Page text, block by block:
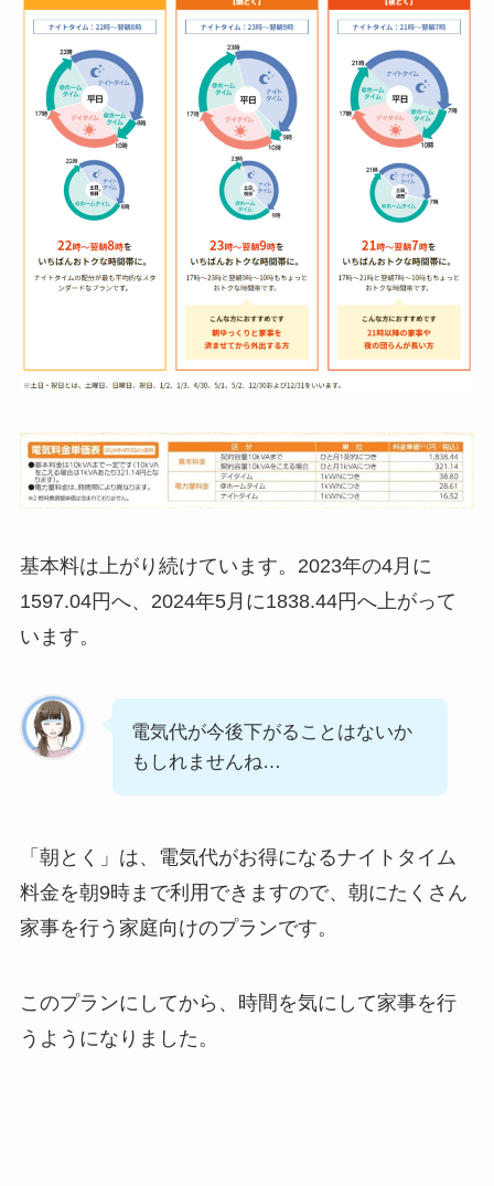
基本料は上がり続けています。2023年の4月に
1597.04円へ、2024年5月に1838.44円へ上がって
います。
電気代が今後下がることはないか
もしれませんね…
「朝とく」は、電気代がお得になるナイトタイム
料金を朝9時まで利用できますので、朝にたくさん
家事を行う家庭向けのプランです。
このプランにしてから、時間を気にして家事を行
うようになりました。